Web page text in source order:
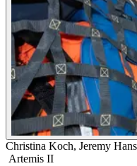
Christina Koch, Jeremy
Artemis II